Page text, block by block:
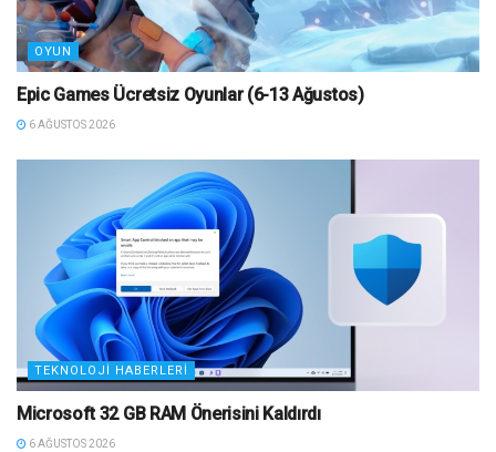
OYUN
Epic Games Ücretsiz Oyunlar (6-13 Ağustos)
6 AĞUSTOS 2026
TEKNOLOJI HABERLERI
Microsoft 32 GB RAM Önerisini Kaldırdı
6 AĞUSTOS 2026